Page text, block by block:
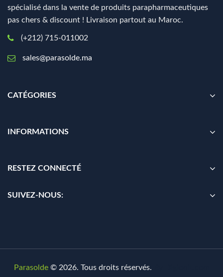
spécialisé dans la vente de produits parapharmaceutiques
pas chers & discount ! Livraison partout au Maroc.
(+212) 715-011002
sales@parasolde.ma
CATÉGORIES
INFORMATIONS
RESTEZ CONNECTÉ
SUIVEZ-NOUS:
Parasolde© 2026. Tous droits réservés.